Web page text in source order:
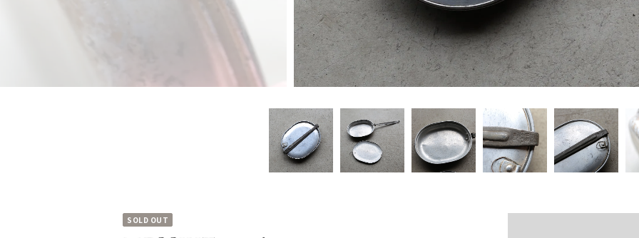
SOLD OUT